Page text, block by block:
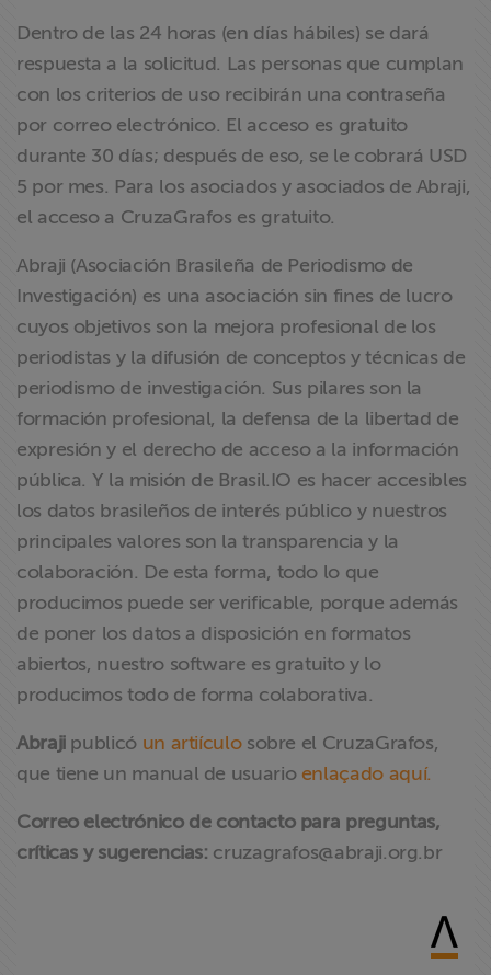
Dentro de las 24 horas (en días hábiles) se dará
respuesta a la solicitud. Las personas que cumplan
con los criterios de uso recibirán una contraseña
por correo electrónico. El acceso es gratuito
durante 30 días; después de eso, se le cobrará USD
5 por mes. Para los asociados y asociados de Abraji,
el acceso a CruzaGrafos es gratuito.
Abraji (Asociación Brasileña de Periodismo de
Investigación) es una asociación sin fines de lucro
cuyos objetivos son la mejora profesional de los
periodistas y la difusión de conceptos y técnicas de
periodismo de investigación. Sus pilares son la
formación profesional, la defensa de la libertad de
expresión y el derecho de acceso a la información
pública. Y la misión de Brasil.IO es hacer accesibles
los datos brasileños de interés público y nuestros
principales valores son la transparencia y la
colaboración. De esta forma, todo lo que
producimos puede ser verificable, porque además
de poner los datos a disposición en formatos
abiertos, nuestro software es gratuito y lo
producimos todo de forma colaborativa.
Abraji publicó un artiículosobre el CruzaGrafos,
que tiene un manual de usuario enlaçado aquí.
Correo electrónico de contacto para preguntas,
críticas y sugerencias: cruzagrafos@abraji.org.br